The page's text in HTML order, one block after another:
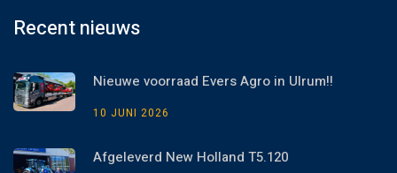
Recent nieuws
Nieuwe voorraad Evers Agro in Ulrum!!
10 JUNI 2026
Afgeleverd New Holland T5.120